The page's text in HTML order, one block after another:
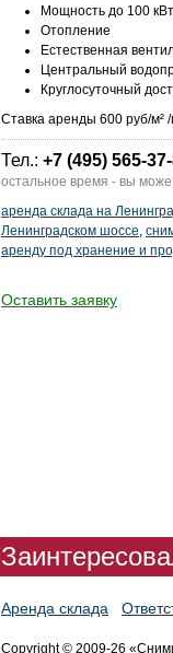
Мощность до 100 кВт
Отопление
Естественная
Центральный
Круглосуточный
Ставка аренды 600 руб/м²
Тел.: +7 (495) 565-
остальное время - вы
аренда склада на
Ленинградском шоссе,
аренду под хранение и
Оставить заявку
Аренда склада
Copyright © 2009-26